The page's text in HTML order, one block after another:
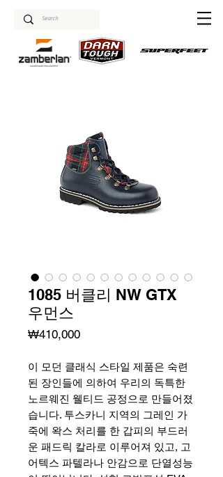
1085 버클리 NW GTX
우먼스
₩410,000가
이 모던 클래식 스타일 제품은 숙련
된 장인들에 의하여 우리의 독특한
노르웨진 웰티드 공정으로 만들어졌
습니다. 투스카니 지역의 그레인 가
죽에 왁스 처리를 한 갑피의 부드러
운 패드릭 칼라로 이루어져 있고, 고
어텍스 파텔라나 안감으로 단열성능